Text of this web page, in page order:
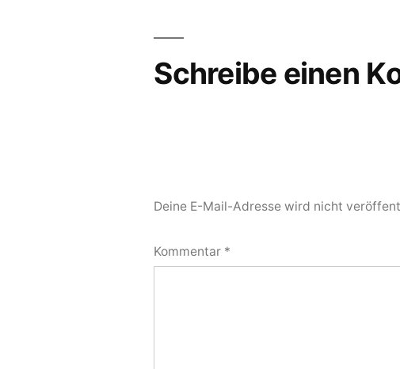
Schreibe einen
Deine E-Mail-Adresse wird nicht
Kommentar *